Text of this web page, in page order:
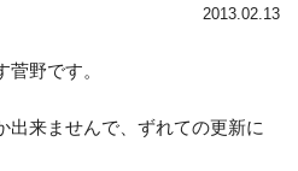
2013.02.13
野です。
出来ませんで、ずれての更新に